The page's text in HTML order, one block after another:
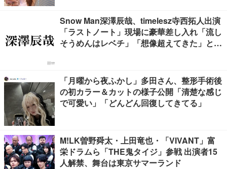
Snow Man深澤辰哉、timelesz寺西拓人出演
「ラストノート」現場に豪華差し入れ「流し
そうめんはレベチ」「想像超えてきた」と絶
「月曜から夜ふかし」多田さん、整形手術後
の初カラー＆カットの様子公開「清楚な感じ
で可愛い」「どんどん回復してきてる」
M!LK曽野舜太・上田竜也・「VIVANT」富
栄ドラムら「THE鬼タイジ」参戦 出演者15
人解禁、舞台は東京サマーランド